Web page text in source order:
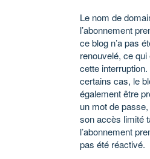
Le nom de
l’abonnement
ce blog n’a pas
renouvelé, ce qui
cette
certains cas, le
également être
un mot de
son accès limité
l’abonnement
pas été réactivé.